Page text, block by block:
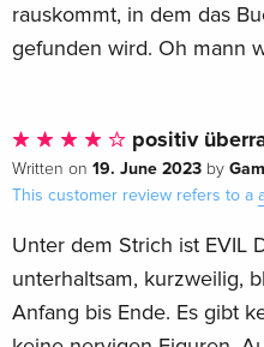
rauskommt, in dem das
gefunden wird. Oh mann
positiv
Written on 19. June 2023 by
This customer review refers to a
Unter dem Strich ist EVIL
unterhaltsam, kurzweilig,
Anfang bis Ende. Es gibt